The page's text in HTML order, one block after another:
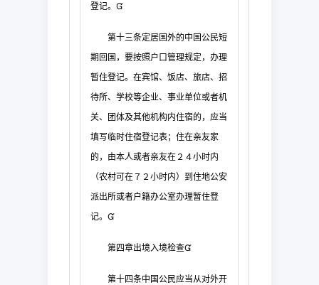
登记。
第十三条定居国外的中国公民短
期回国，要按照户口管理规定，办理
暂住登记。在宾馆、饭店、旅店、招
待所、学校等企业、事业单位或者机
关、团体及其他机构内住宿的，应当
填写临时住宿登记表；住在亲友家
的，由本人或者亲友在２４小时内
（农村可在７２小时内）到住地公安
派出所或者户籍办公室办理暂住登
记。
第四章出境入境检查
第十四条中国公民应当从对外开